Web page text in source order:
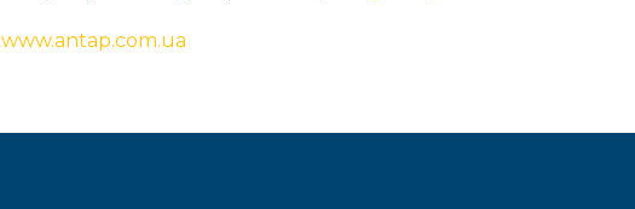
www.antap.com.ua